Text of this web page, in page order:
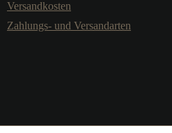
Versandkosten
Zahlungs- und Versandarten